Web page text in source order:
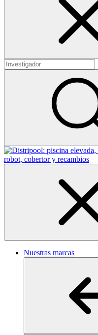
Nuestras marcas